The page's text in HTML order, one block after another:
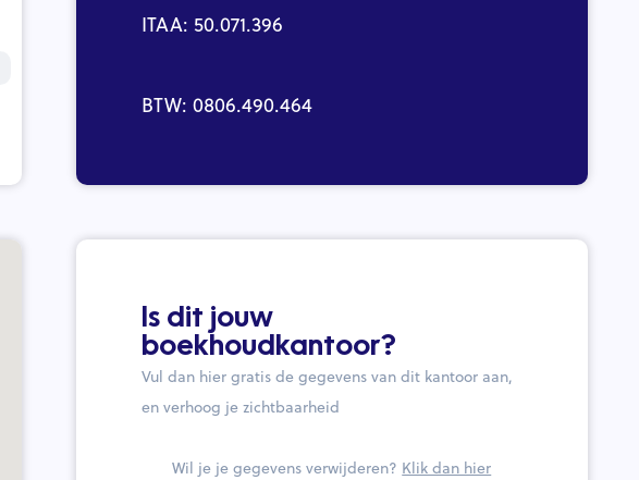
ITAA: 50.071.396
BTW: 0806.490.464
Is dit jouw
boekhoudkantoor?
Vul dan hier gratis de gegevens van dit kantoor aan,
en verhoog je zichtbaarheid
Wil je je gegevens verwijderen? Klik dan hier